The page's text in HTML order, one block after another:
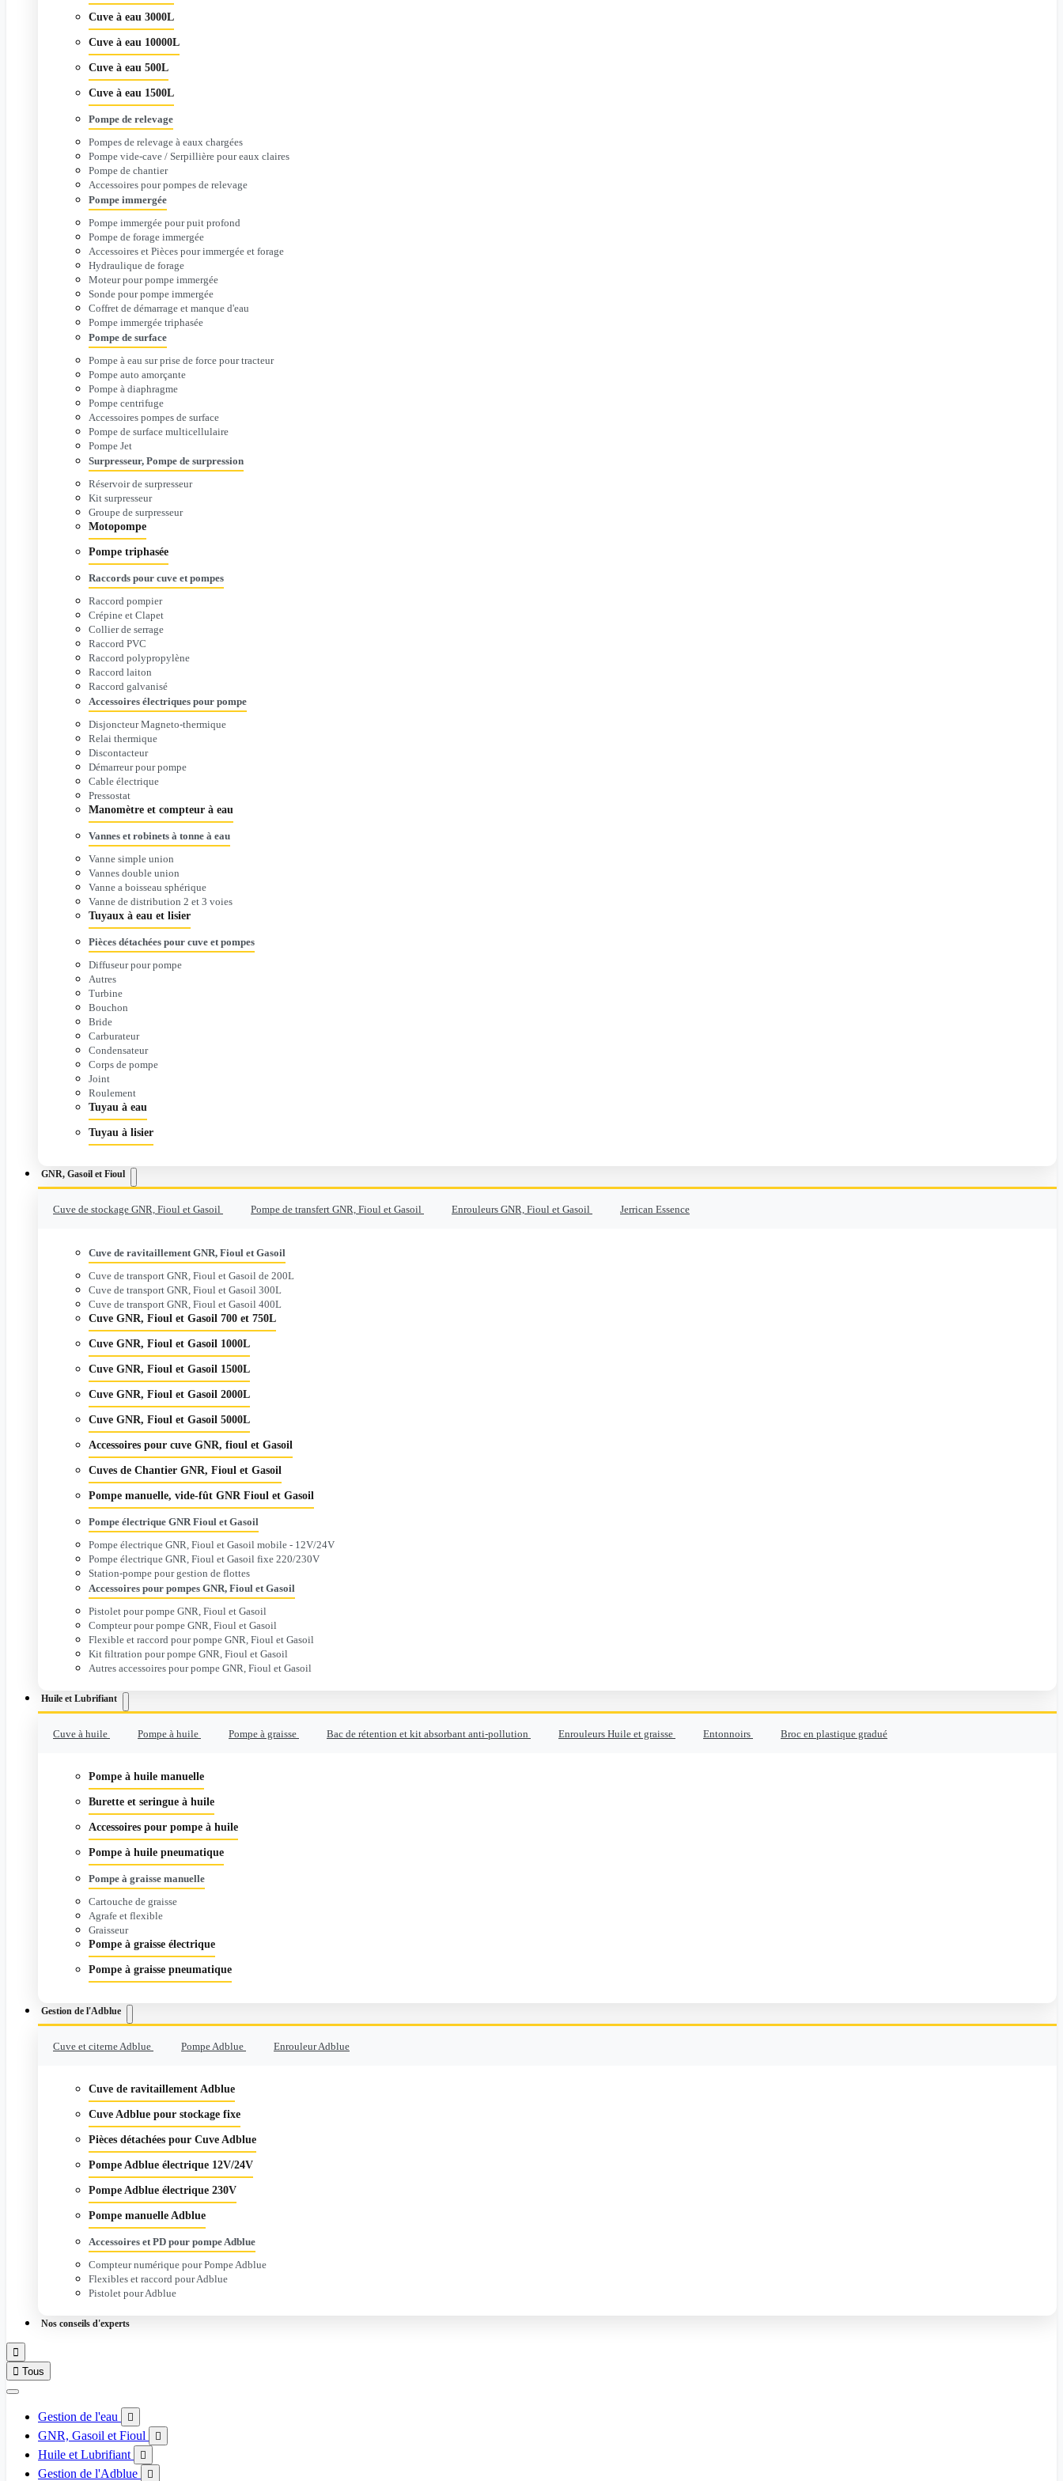
Cuve à eau 3000L
Cuve à eau 10000L
Cuve à eau 500L
Cuve à eau 1500L
Pompe de relevage
Pompes de relevage à eaux chargées
Pompe vide-cave / Serpillière pour eaux claires
Pompe de chantier
Accessoires pour pompes de relevage
Pompe immergée
Pompe immergée pour puit profond
Pompe de forage immergée
Accessoires et Pièces pour immergée et forage
Hydraulique de forage
Moteur pour pompe immergée
Sonde pour pompe immergée
Coffret de démarrage et manque d'eau
Pompe immergée triphasée
Pompe de surface
Pompe à eau sur prise de force pour tracteur
Pompe auto amorçante
Pompe à diaphragme
Pompe centrifuge
Accessoires pompes de surface
Pompe de surface multicellulaire
Pompe Jet
Surpresseur, Pompe de surpression
Réservoir de surpresseur
Kit surpresseur
Groupe de surpresseur
Motopompe
Pompe triphasée
Raccords pour cuve et pompes
Raccord pompier
Crépine et Clapet
Collier de serrage
Raccord PVC
Raccord polypropylène
Raccord laiton
Raccord galvanisé
Accessoires électriques pour pompe
Disjoncteur Magneto-thermique
Relai thermique
Discontacteur
Démarreur pour pompe
Cable électrique
Pressostat
Manomètre et compteur à eau
Vannes et robinets à tonne à eau
Vanne simple union
Vannes double union
Vanne a boisseau sphérique
Vanne de distribution 2 et 3 voies
Tuyaux à eau et lisier
Pièces détachées pour cuve et pompes
Diffuseur pour pompe
Autres
Turbine
Bouchon
Bride
Carburateur
Condensateur
Corps de pompe
Joint
Roulement
Tuyau à eau
Tuyau à lisier
GNR, Gasoil et Fioul
Cuve de stockage GNR, Fioul et Gasoil Pompe de transfert GNR, Fioul et Gasoil Enrouleurs GNR, Fioul et Gasoil Jerrican Essence
Cuve de ravitaillement GNR, Fioul et Gasoil
Cuve de transport GNR, Fioul et Gasoil de 200L
Cuve de transport GNR, Fioul et Gasoil 300L
Cuve de transport GNR, Fioul et Gasoil 400L
Cuve GNR, Fioul et Gasoil 700 et 750L
Cuve GNR, Fioul et Gasoil 1000L
Cuve GNR, Fioul et Gasoil 1500L
Cuve GNR, Fioul et Gasoil 2000L
Cuve GNR, Fioul et Gasoil 5000L
Accessoires pour cuve GNR, fioul et Gasoil
Cuves de Chantier GNR, Fioul et Gasoil
Pompe manuelle, vide-fût GNR Fioul et Gasoil
Pompe électrique GNR Fioul et Gasoil
Pompe électrique GNR, Fioul et Gasoil mobile - 12V/24V
Pompe électrique GNR, Fioul et Gasoil fixe 220/230V
Station-pompe pour gestion de flottes
Accessoires pour pompes GNR, Fioul et Gasoil
Pistolet pour pompe GNR, Fioul et Gasoil
Compteur pour pompe GNR, Fioul et Gasoil
Flexible et raccord pour pompe GNR, Fioul et Gasoil
Kit filtration pour pompe GNR, Fioul et Gasoil
Autres accessoires pour pompe GNR, Fioul et Gasoil
Huile et Lubrifiant
Cuve à huile Pompe à huile Pompe à graisse Bac de rétention et kit absorbant anti-pollution Enrouleurs Huile et graisse Entonnoirs Broc en plastique gradué
Pompe à huile manuelle
Burette et seringue à huile
Accessoires pour pompe à huile
Pompe à huile pneumatique
Pompe à graisse manuelle
Cartouche de graisse
Agrafe et flexible
Graisseur
Pompe à graisse électrique
Pompe à graisse pneumatique
Gestion de l'Adblue
Cuve et citerne Adblue Pompe Adblue Enrouleur Adblue
Cuve de ravitaillement Adblue
Cuve Adblue pour stockage fixe
Pièces détachées pour Cuve Adblue
Pompe Adblue électrique 12V/24V
Pompe Adblue électrique 230V
Pompe manuelle Adblue
Accessoires et PD pour pompe Adblue
Compteur numérique pour Pompe Adblue
Flexibles et raccord pour Adblue
Pistolet pour Adblue
Nos conseils d'experts

 Tous
Gestion de l'eau 
GNR, Gasoil et Fioul 
Huile et Lubrifiant 
Gestion de l'Adblue 